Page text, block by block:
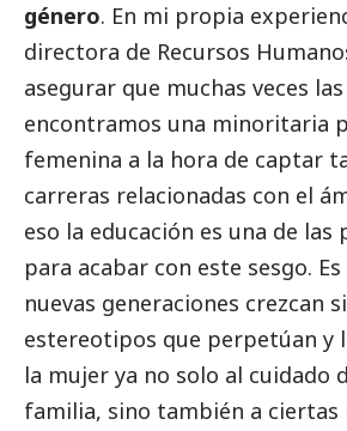
género. En mi propia
directora de Recursos
asegurar que muchas veces
encontramos una minoritaria
femenina a la hora de captar
carreras relacionadas con el
eso la educación es una de las
para acabar con este sesgo.
nuevas generaciones crezcan
estereotipos que perpetúan y
la mujer ya no solo al cuidado
familia, sino también a ciertas